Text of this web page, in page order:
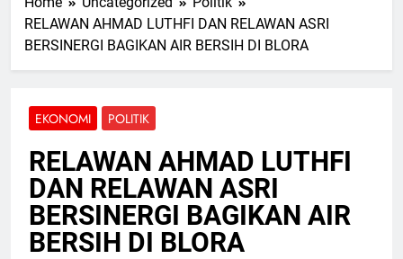
RELAWAN AHMAD LUTHFI DAN RELAWAN ASRI
BERSINERGI BAGIKAN AIR BERSIH DI BLORA
EKONOMI POLITIK
RELAWAN AHMAD LUTHFI
DAN RELAWAN ASRI
BERSINERGI BAGIKAN AIR
BERSIH DI BLORA